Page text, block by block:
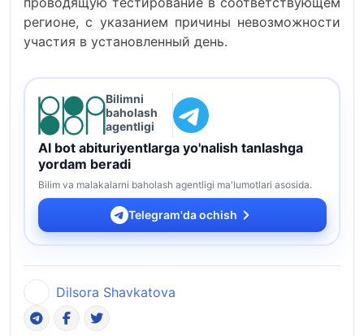
регионе, с указанием причины невозможности
участия в установленный день.
Bilimni
baholash
agentligi
AI bot abituriyentlarga yo'nalish tanlashga
yordam beradi
Bilim va malakalarni baholash agentligi ma'lumotlari asosida.
Telegram'da ochish
Dilsora Shavkatova